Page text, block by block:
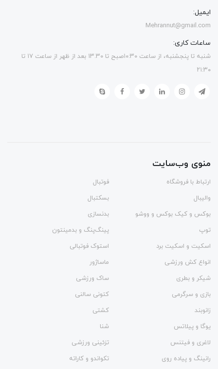
ایمیل:
Mehrannut@gmail.com
ساعات کاری:
شنبه تا پنجشنبه، از ساعت ۱۰:۳۰صبح تا ۱۳.۳۰ بعد از ظهر از ساعت ۱۷ تا
۲۱:۳۰
منوی وب‌سایت
ارتباط با فروشگاه
فوتبال
والیبال
بسکتبال
بوکس و کیک بوکس و ووشو
بدنسازی
توپ
پینگ‌پنگ و بدمينتون
اسکیت و اسکیت برد
استوک فوتبالی
انواع کش ورزشی
ماساژور
شیکر و بطری
ساک ورزشی
بازی و سرگرمی
کتونی سالنی
زانوبند
کشتی
یوگا و پیلاتس
شنا
لاغری و فیتنس
تزئینی ورزشی
رانینگ و پیاده روی
تکواندو و کاراته